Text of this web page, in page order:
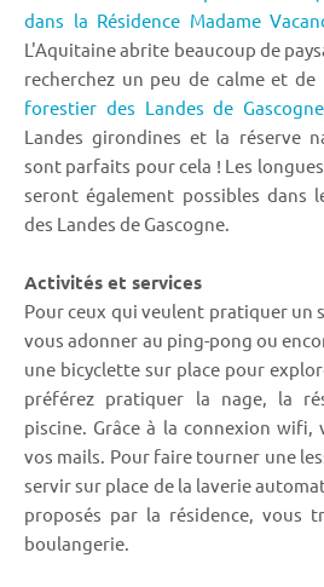
dans la Résidence Madame
L'Aquitaine abrite beaucoup de
recherchez un peu de calme et
forestier des Landes de Gascogne,
Landes girondines et la réserve
sont parfaits pour cela ! Les
seront également possibles dans
des Landes de Gascogne.
Activités et services
Pour ceux qui veulent pratiquer un
vous adonner au ping-pong ou
une bicyclette sur place pour
préférez pratiquer la nage, la
piscine. Grâce à la connexion wifi,
vos mails. Pour faire tourner une
servir sur place de la laverie
proposés par la résidence, vous
boulangerie.